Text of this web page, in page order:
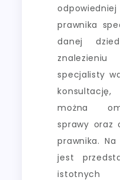
prawnika
danej
specjalisty
można
sprawy oraz
prawnika.
jest